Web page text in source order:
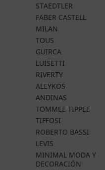
STAEDTLER
FABER CASTELL
MILAN
TOUS
GUIRCA
LUISETTI
RIVERTY
ALEYKOS
ANDINAS
TOMMEE TIPPEE
TIFFOSI
ROBERTO BASSI
LEVIS
MINIMAL MODA Y
DECORACIÓN